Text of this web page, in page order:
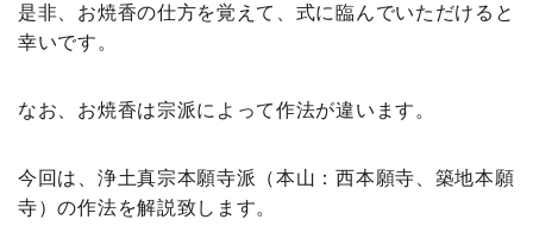
是非、お焼香の仕方を覚えて、式に臨んでいただけると
幸いです。
なお、お焼香は宗派によって作法が違います。
今回は、浄土真宗本願寺派（本山：西本願寺、築地本願
寺）の作法を解説致します。